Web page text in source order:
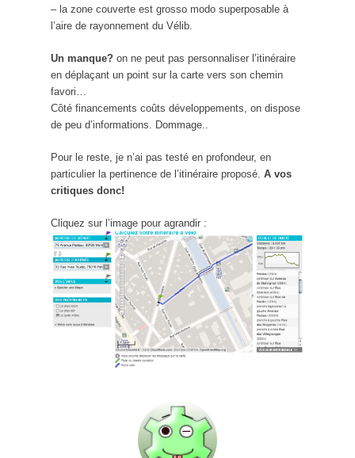
– la zone couverte est grosso modo superposable à
l’aire de rayonnement du Vélib.
Un manque? on ne peut pas personnaliser l’itinéraire
en déplaçant un point sur la carte vers son chemin
favori…
Côté financements coûts développements, on dispose
de peu d’informations. Dommage..
Pour le reste, je n’ai pas testé en profondeur, en
particulier la pertinence de l’itinéraire proposé. A vos
critiques donc!
Cliquez sur l’image pour agrandir :